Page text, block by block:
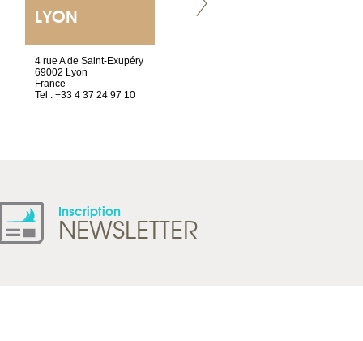
LYON
4 rue A de Saint-Exupéry
69002 Lyon
France
Tel : +33 4 37 24 97 10
Inscription
NEWSLETTER